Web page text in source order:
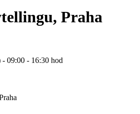
Praha
- 09:00 - 16:30 hod